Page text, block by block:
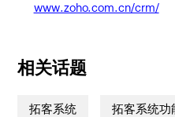
www.zoho.com.cn/crm/
相关话题
拓客系统 拓客系统功